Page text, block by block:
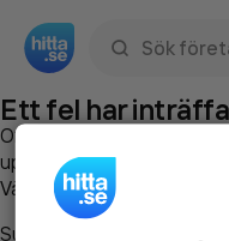
Ett fel har
Om du vill kan du
uppstod så att vi lättare
Vänligen försök med
Surfa till